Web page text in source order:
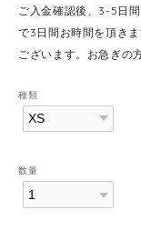
ご入金確認後、3-5日
で3日間お時間を頂き
ございます。お急ぎの
種類
数量